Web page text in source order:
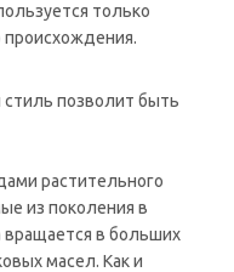
только
происхождения.
стиль позволит быть
растительного
из поколения в
вращается в больших
масел. Как и